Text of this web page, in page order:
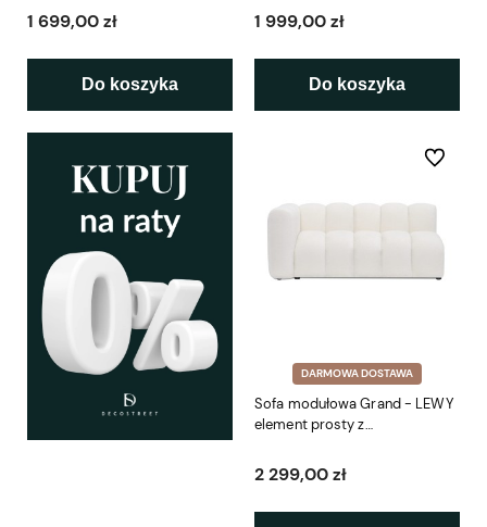
1 699,00 zł
Do koszyka
1 999,00 zł
Do koszyka
DARMOWA DOSTAWA
Sofa modułowa Grand - LEWY
element prosty z
2 299,00 zł
Do